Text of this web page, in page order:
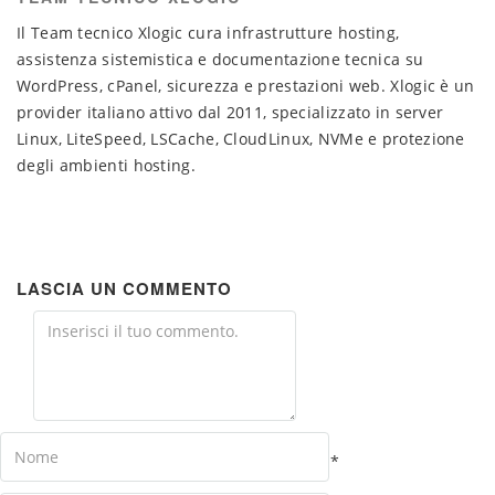
Il Team tecnico Xlogic cura infrastrutture hosting,
assistenza sistemistica e documentazione tecnica su
WordPress, cPanel, sicurezza e prestazioni web. Xlogic è un
provider italiano attivo dal 2011, specializzato in server
Linux, LiteSpeed, LSCache, CloudLinux, NVMe e protezione
degli ambienti hosting.
LASCIA UN COMMENTO
Comment
*